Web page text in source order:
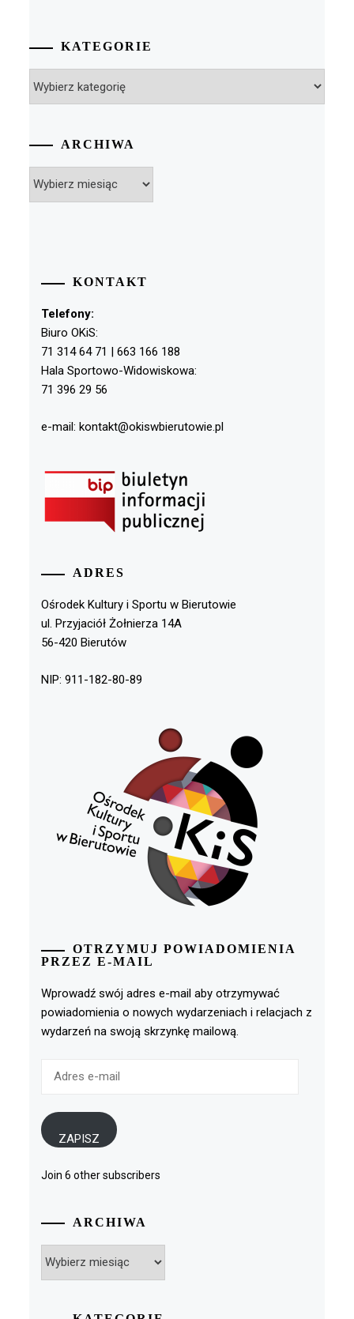
KATEGORIE
ARCHIWA
KONTAKT
Telefony:
Biuro OKiS:
71 314 64 71 | 663 166 188
Hala Sportowo-Widowiskowa:
71 396 29 56
e-mail: kontakt@okiswbierutowie.pl
ADRES
Ośrodek Kultury i Sportu w Bierutowie
ul. Przyjaciół Żołnierza 14A
56-420 Bierutów
NIP: 911-182-80-89
OTRZYMUJ POWIADOMIENIA
PRZEZ E-MAIL
Wprowadź swój adres e-mail aby otrzymywać
powiadomienia o nowych wydarzeniach i relacjach z
wydarzeń na swoją skrzynkę mailową.
ZAPISZ
Join 6 other subscribers
ARCHIWA